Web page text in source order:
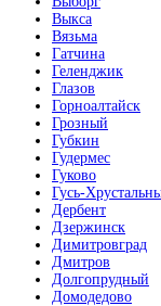
Выкса
Вязьма
Гатчина
Геленджик
Глазов
Горноалтайск
Грозный
Губкин
Гудермес
Гуково
Гусь-
Дербент
Дзержинск
Димитровград
Дмитров
Долгопрудный
Домодедово